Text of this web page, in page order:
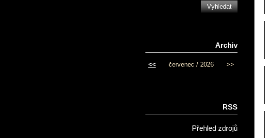
Archiv
<< červenec / 2026 >>
RSS
Přehled zdrojů